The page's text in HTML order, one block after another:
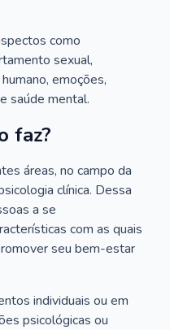
como
sexual,
emoções,
saúde mental.
faz?
áreas, no campo da
clínica. Dessa
a se
com as quais
seu bem-estar
individuais ou em
psicológicas ou